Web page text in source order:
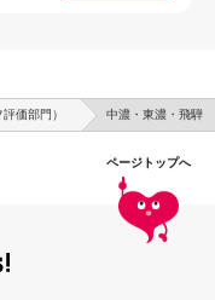
価部門） 中濃・東濃・飛騨
ページトップへ